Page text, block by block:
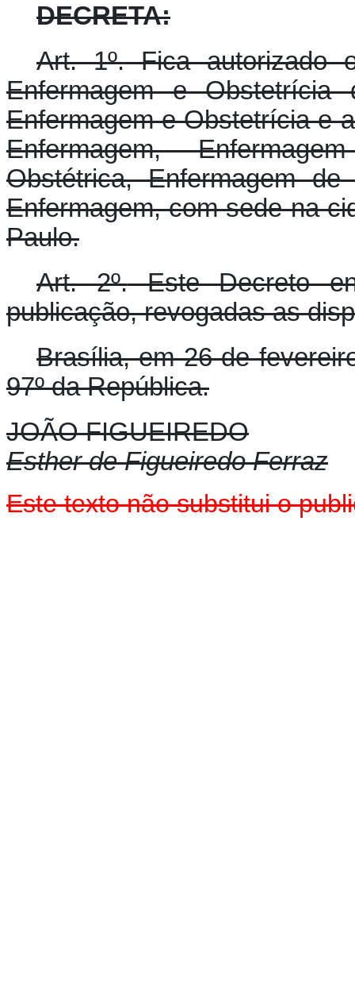
DECRETA:
Art. 1º.Fica autorizado
Enfermagem e
Enfermagem e Obstetrícia e
Enfermagem,
Obstétrica, Enfermagem
Enfermagem, com sede na
Paulo.
Art. 2º.Este Decreto
publicação, revogadas as
Brasília, em 26 de
97º da República.
JOÃO FIGUEIREDO
Esther de Figueiredo Ferraz
Este texto não substitui o